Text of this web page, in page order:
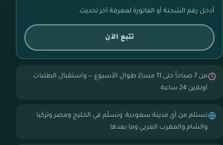
أدخل رقم الشحنة أو الفاتورة لمعرفة آخر تحديث.
تتبع الآن
من 7 صباحاً حتى 11 مساءً طوال الأسبوع — واستقبال الطلبات
أونلاين 24 ساعة
نستلم من أي مدينة سعودية، ونسلّم في الخليج ومصر وتركيا
والشام والمغرب العربي وما بعدها